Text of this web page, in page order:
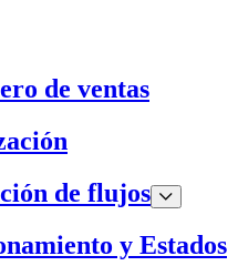
de ventas
de flujos
y Estados